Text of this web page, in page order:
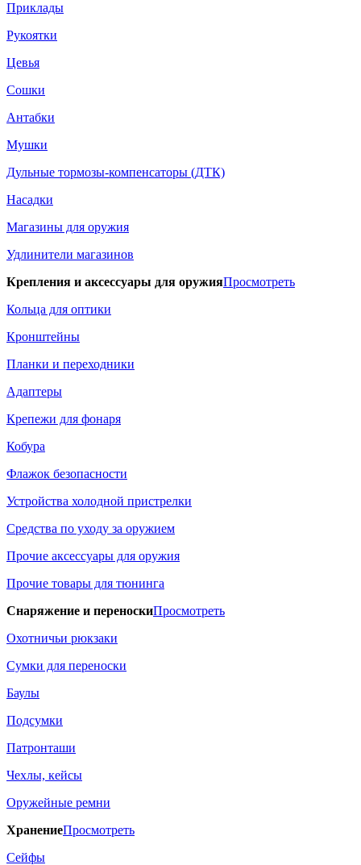
Приклады
Рукоятки
Цевья
Сошки
Антабки
Мушки
Дульные тормозы-компенсаторы (ДТК)
Насадки
Магазины для оружия
Удлинители магазинов
Крепления и аксессуары для оружияПросмотреть
Кольца для оптики
Кронштейны
Планки и переходники
Адаптеры
Крепежи для фонаря
Кобура
Флажок безопасности
Устройства холодной пристрелки
Средства по уходу за оружием
Прочие аксессуары для оружия
Прочие товары для тюнинга
Снаряжение и переноскиПросмотреть
Охотничьи рюкзаки
Сумки для переноски
Баулы
Подсумки
Патронташи
Чехлы, кейсы
Оружейные ремни
ХранениеПросмотреть
Сейфы